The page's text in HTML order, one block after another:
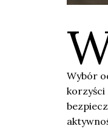
Wybór
korzyści